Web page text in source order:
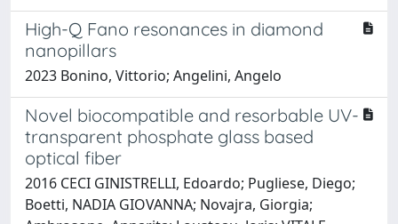
High-Q Fano resonances in diamond
nanopillars
2023 Bonino, Vittorio; Angelini, Angelo
Novel biocompatible and resorbable UV-
transparent phosphate glass based
optical fiber
2016 CECI GINISTRELLI, Edoardo; Pugliese, Diego;
Boetti, NADIA GIOVANNA; Novajra, Giorgia;